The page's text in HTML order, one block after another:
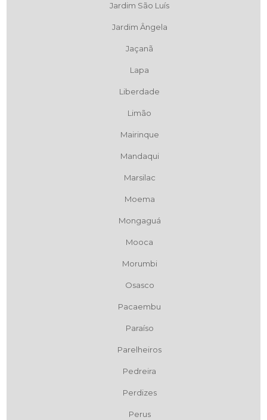
Jardim São Luís
Jardim Ângela
Jaçanã
Lapa
Liberdade
Limão
Mairinque
Mandaqui
Marsilac
Moema
Mongaguá
Mooca
Morumbi
Osasco
Pacaembu
Paraíso
Parelheiros
Pedreira
Perdizes
Perus